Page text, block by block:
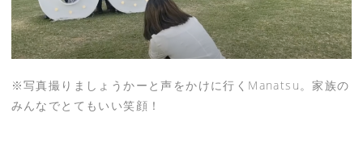
※写真撮りましょうかーと声をかけに行くManatsu。家族の
みんなでとてもいい笑顔！